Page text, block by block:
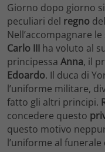
Giorno dopo giorno
peculiari del regno
Nell’accompagnare
Carlo III ha voluto al
principessa Anna, il
Edoardo. Il duca di
l’uniforme militare,
fatto gli altri principi.
concedere questo
questo motivo
l’uniforme al funerale